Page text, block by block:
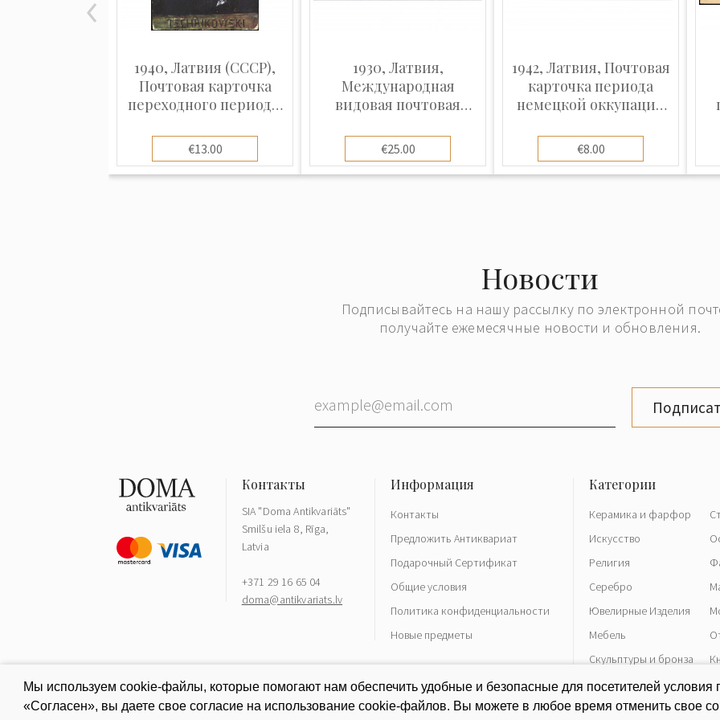
1940, Латвия (СССР),
Почтовая карточка
переходного периода,
€13.00
1930, Латвия,
Международная
видовая почтовая
отправленная из Риги в
Германию в канун
Рождества
€25.00
1942, Латвия, Почтовая
карточка периода
немецкой оккупации
Остланд),
отправленная из Эзель
(Сааремаа, Эстония) в
€8.00
Новости
Подписывайтесь на нашу рассылку по электронной
получайте ежемесячные новости и обновления.
SIA "Doma Antikvariāts"
Smilšu iela 8, Rīga,
Latvia
+371 29 16 65 04
doma@antikvariats.lv
Контакты
Предложить Антиквариат
Подарочный Сертификат
Общие условия
Политика конфиденциальности
Новые предметы
Керамика и фарфор
Искусство
Религия
Серебро
Ювелирные Изделия
Мебель
Скульптуры и бронза
Часы
Мы используем cookie-файлы, которые помогают нам обеспечить удобные и безопасные для посетителей условия
«Согласен», вы даете свое согласие на использование cookie-файлов. Вы можете в любое время отменить свое